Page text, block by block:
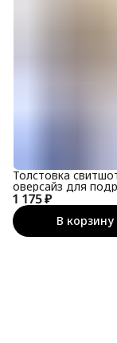
1 175 ₽
Толстовка
оверсайз для
В корзину